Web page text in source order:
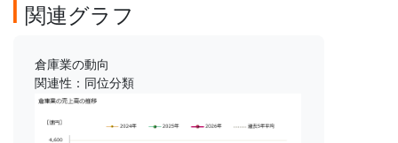
関連グラフ
倉庫業の動向
関連性：同位分類